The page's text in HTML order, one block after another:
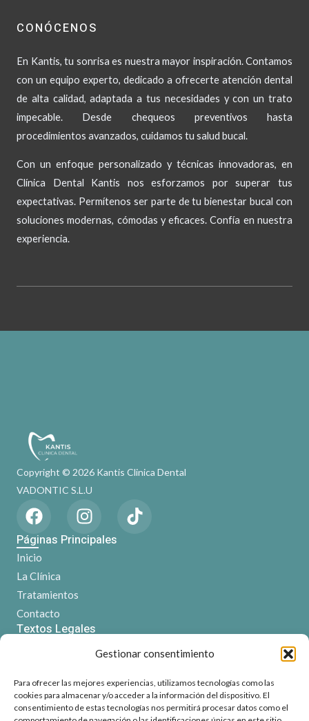
Gestionar consentimiento
Para ofrecer las mejores experiencias, utilizamos tecnologías como las
cookies para almacenar y/o acceder a la información del dispositivo. El
consentimiento de estas tecnologías nos permitirá procesar datos como el
CONÓCENOS
En Kantis, tu sonrisa es nuestra mayor inspiración. Contamos
con un equipo experto, dedicado a ofrecerte atención dental
de alta calidad, adaptada a tus necesidades y con un trato
impecable. Desde chequeos preventivos hasta
procedimientos avanzados, cuidamos tu salud bucal.
Con un enfoque personalizado y técnicas innovadoras, en
Clínica Dental Kantis nos esforzamos por superar tus
expectativas. Permítenos ser parte de tu bienestar bucal con
soluciones modernas, cómodas y eficaces. Confía en nuestra
experiencia.
Copyright © 2026 Kantis Clinica Dental
VADONTIC S.L.U
F
a
c
e
b
o
o
k
I
n
s
a
m
T
i
Páginas Principales
Inicio
La Clínica
Tratamientos
Contacto
Textos Legales
Política de Privacidad
Accesibilidad